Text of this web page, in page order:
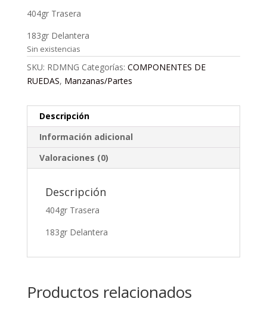
404gr Trasera
183gr Delantera
Sin existencias
SKU: RDMNG Categorías: COMPONENTES DE
RUEDAS, Manzanas/Partes
Descripción
Información adicional
Valoraciones (0)
Descripción
404gr Trasera
183gr Delantera
Productos relacionados